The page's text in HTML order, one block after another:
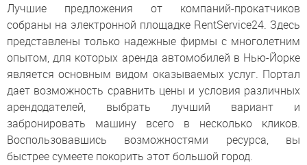
Лучшие предложения от компаний-прокатчиков
собраны на электронной площадке RentService24. Здесь
представлены только надежные фирмы с многолетним
опытом, для которых аренда автомобилей в Нью-Йорке
является основным видом оказываемых услуг. Портал
дает возможность сравнить цены и условия различных
арендодателей, выбрать лучший вариант и
забронировать машину всего в несколько кликов.
Воспользовавшись возможностями ресурса, вы
быстрее сумеете покорить этот большой город.